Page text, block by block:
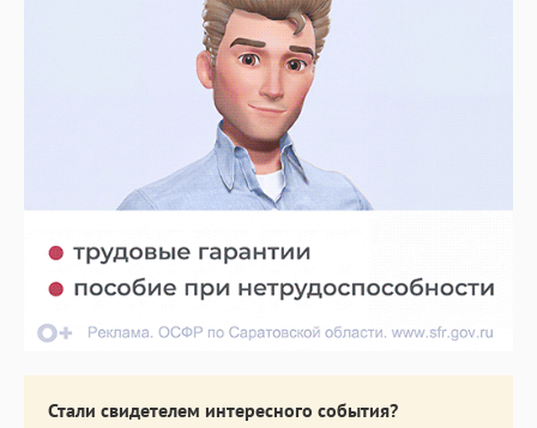
Стали свидетелем интересного события?